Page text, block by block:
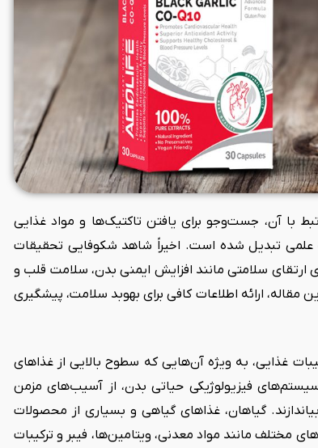
با آن، جست‌وجو برای یافتن تاکتیک‌ها و مواد غذایی
علمی تبدیل شده است. اخیراً شاهد شکوفایی تحقیقات
ارتقای سلامتی مانند افزایش ایمنی بدن، سلامت قلب و
مقاله، ارائه اطلاعات کافی برای بهوبد سلامت، پیشگیری
غذایی، به ویژه آن‌هایی که سطوح بالایی از غذاهای
فیزیولوژیکی حیاتی بدن، از آسیب‌های مزمن
گیاهان، غذاهای گیاهی و بسیاری از محصولات
مختلف مانند مواد معدنی، ویتامین‌ها، فیبر و ترکیبات